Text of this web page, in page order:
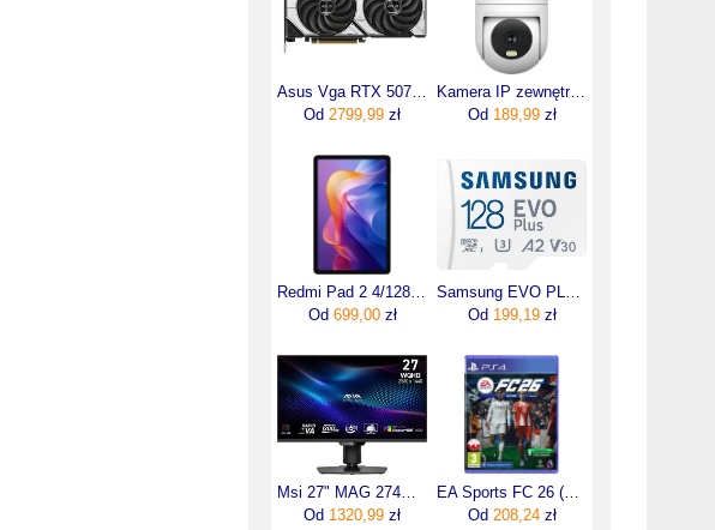
Od 2799,99 zł
Kamera IP zewnętrzna Xiaomi Outdoor Camera CW300
Od 189,99zł
Od 699,00zł
Od 199,19zł
Od 1320,99 zł
Od 208,24zł